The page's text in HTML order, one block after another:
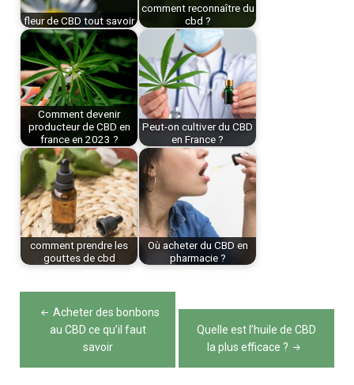
fleur de CBD tout savoir
comment reconnaître du
cbd ?
Comment devenir
producteur de CBD en
france en 2023 ?
Peut-on cultiver du CBD
en France ?
comment prendre les
gouttes de cbd
Où acheter du CBD en
pharmacie ?
Navigation
l’article
Acheter des bonbons
au CBD ce qu’il faut
savoir
Quelle est l’huile de CBD
la plus efficace ?